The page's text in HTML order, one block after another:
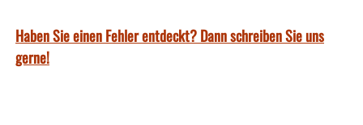
Haben Sie einen Fehler entdeckt? Dann schreiben Sie uns
gerne!